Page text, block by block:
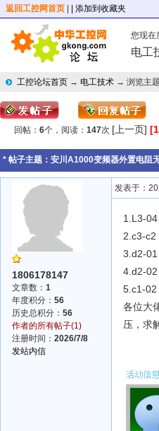
返回工控网首页 | 添加到收藏夹
您现在
电工
工控论坛首页 → 电工技术 → 浏览主
回帖： 6个，阅读： 147次 [上一页]
* 帖子主题： 安川A1000变频器外置电阻
1806178147
文章数： 1
年度积分： 56
历史总积分： 56
作者的所有帖子(1)
注册时间： 2026/7/8
发站内信
发表于：
1.L3-04
2.c3-c2
3.d2-01
4.d2-02
5.c1-02
各位大
压，求